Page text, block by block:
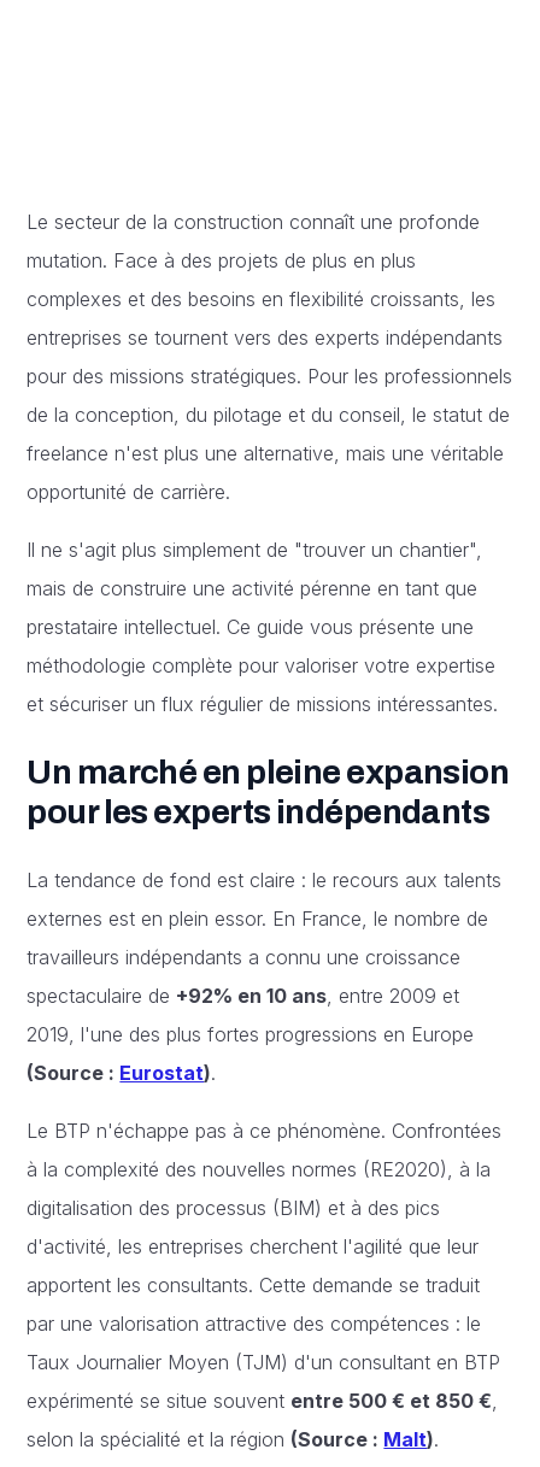
Le secteur de la construction connaît une profonde
mutation. Face à des projets de plus en plus
complexes et des besoins en flexibilité croissants, les
entreprises se tournent vers des experts indépendants
pour des missions stratégiques. Pour les professionnels
de la conception, du pilotage et du conseil, le statut de
freelance n'est plus une alternative, mais une véritable
opportunité de carrière.
Il ne s'agit plus simplement de "trouver un chantier",
mais de construire une activité pérenne en tant que
prestataire intellectuel. Ce guide vous présente une
méthodologie complète pour valoriser votre expertise
et sécuriser un flux régulier de missions intéressantes.
Un marché en pleine expansion
pour les experts indépendants
La tendance de fond est claire : le recours aux talents
externes est en plein essor. En France, le nombre de
travailleurs indépendants a connu une croissance
spectaculaire de +92% en 10 ans , entre 2009 et
2019, l'une des plus fortes progressions en Europe
(Source : Eurostat).
Le BTP n'échappe pas à ce phénomène. Confrontées
à la complexité des nouvelles normes (RE2020), à la
digitalisation des processus (BIM) et à des pics
d'activité, les entreprises cherchent l'agilité que leur
apportent les consultants. Cette demande se traduit
par une valorisation attractive des compétences : le
Taux Journalier Moyen (TJM) d'un consultant en BTP
expérimenté se situe souvent entre 500 € et 850 €
selon la spécialité et la région (Source : Malt).